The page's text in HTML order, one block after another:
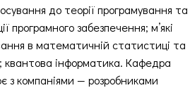
до теорії програмування та
програмного забезпечення; м’які
в математичній статистиці та
квантова інформатика. Кафедра
з компаніями — розробниками